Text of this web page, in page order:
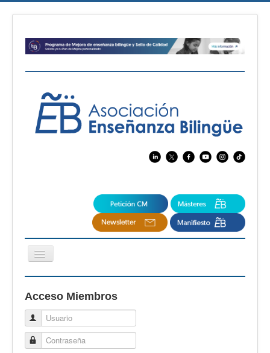
Cambiar
navegación
CertAcleB
Profesores Visitantes
Calidad
Acceso Miembros
Usuario
Contraseña